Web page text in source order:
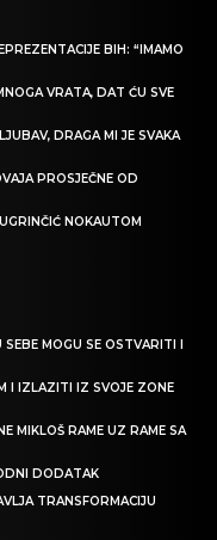
BIH: “IMAMO
VRATA, DAT ĆU SVE
DRAGA MI JE SVAKA
PROSJEČNE OD
NOKAUTOM
MOGU SE OSTVARITI I
I IZLAZITI IZ SVOJE ZONE
MIKLOŠ RAME UZ RAME SA
DODATAK
TRANSFORMACIJU